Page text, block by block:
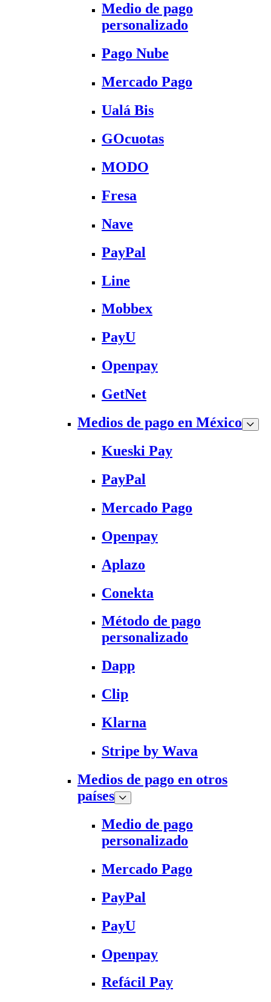
Medio de pago
personalizado
Pago Nube
Mercado Pago
Ualá Bis
GOcuotas
MODO
Fresa
Nave
PayPal
Line
Mobbex
PayU
Openpay
GetNet
Medios de pago en México
Kueski Pay
PayPal
Mercado Pago
Openpay
Aplazo
Conekta
Método de pago
personalizado
Dapp
Clip
Klarna
Stripe by Wava
Medios de pago en otros
países
Medio de pago
personalizado
Mercado Pago
PayPal
PayU
Openpay
Refácil Pay